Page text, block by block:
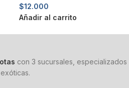
$12.000
Añadir al carrito
con 3 sucursales, especializados